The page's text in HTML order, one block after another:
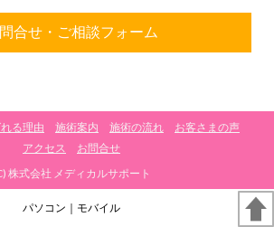
合せ・ご相談フォーム
株式会社 メディカルサポート
る理由 施術案内 施術の流れ
お客さまの声
アクセス
お問合せ
パソコン ｜モバイル